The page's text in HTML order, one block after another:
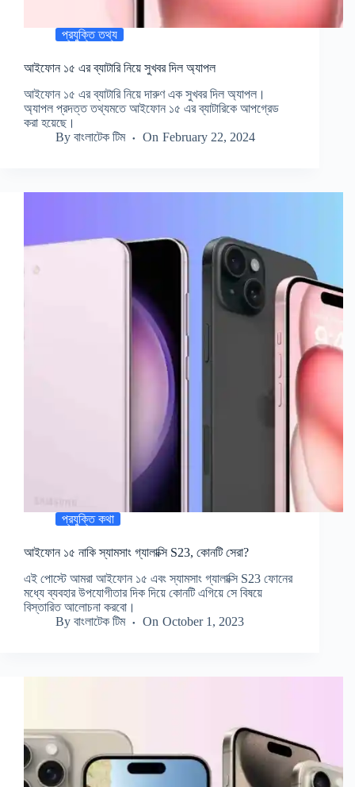
প্রযুক্তি তথ্য
আইফোন ১৫ এর ব্যাটারি নিয়ে সুখবর দিল অ্যাপল
আইফোন ১৫ এর ব্যাটারি নিয়ে দারুণ এক সুখবর দিল অ্যাপল।
অ্যাপল প্রদত্ত তথ্যমতে আইফোন ১৫ এর ব্যাটারিকে আপগ্রেড
করা হয়েছে।
By বাংলাটেক টিম On February 22, 2024
প্রযুক্তি কথা
আইফোন ১৫ নাকি স্যামসাং গ্যালাক্সি S23, কোনটি সেরা?
এই পোস্টে আমরা আইফোন ১৫ এবং স্যামসাং গ্যালাক্সি S23 ফোনের
মধ্যে ব্যবহার উপযোগীতার দিক দিয়ে কোনটি এগিয়ে সে বিষয়ে
বিস্তারিত আলোচনা করবো।
By বাংলাটেক টিম On October 1, 2023